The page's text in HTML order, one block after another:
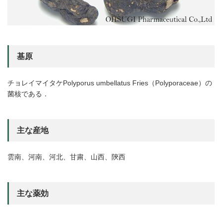
基原
チョレイマイタケPolyporus umbellatus Fries（Polyporaceae）の
菌核である．
主な産地
雲南、河南、河北、甘粛、山西、陝西
主な薬効